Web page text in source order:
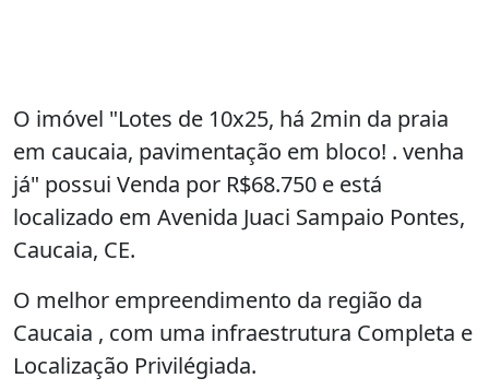
O imóvel "Lotes de 10x25, há 2min da praia
em caucaia, pavimentação em bloco! . venha
já" possui Venda por R$68.750 e está
localizado em Avenida Juaci Sampaio Pontes,
Caucaia, CE.
O melhor empreendimento da região da
Caucaia , com uma infraestrutura Completa e
Localização Privilégiada.